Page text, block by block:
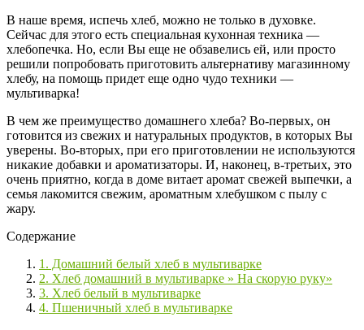
В наше время, испечь хлеб, можно не только в духовке.
Сейчас для этого есть специальная кухонная техника —
хлебопечка. Но, если Вы еще не обзавелись ей, или просто
решили попробовать приготовить альтернативу магазинному
хлебу, на помощь придет еще одно чудо техники —
мультиварка!
В чем же преимущество домашнего хлеба? Во-первых, он
готовится из свежих и натуральных продуктов, в которых Вы
уверены. Во-вторых, при его приготовлении не используются
никакие добавки и ароматизаторы. И, наконец, в-третьих, это
очень приятно, когда в доме витает аромат свежей выпечки, а
семья лакомится свежим, ароматным хлебушком с пылу с
жару.
Содержание
1. Домашний белый хлеб в мультиварке
2. Хлеб домашний в мультиварке » На скорую руку»
3. Хлеб белый в мультиварке
4. Пшеничный хлеб в мультиварке